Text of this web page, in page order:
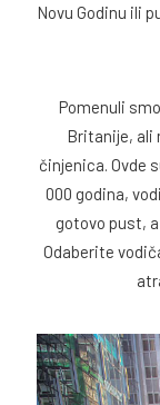
Novu Godinu ili
Pomenuli
Britanije, ali
činjenica. Ovde
000 godina,
gotovo pust,
Odaberite